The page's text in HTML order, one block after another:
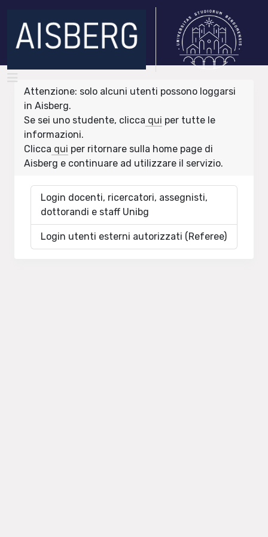
Attenzione: solo alcuni utenti possono loggarsi
in Aisberg.
Se sei uno studente, clicca qui per tutte le
informazioni.
Clicca qui per ritornare sulla home page di
Aisberg e continuare ad utilizzare il servizio.
Login docenti, ricercatori, assegnisti,
dottorandi e staff Unibg
Login utenti esterni autorizzati (Referee)